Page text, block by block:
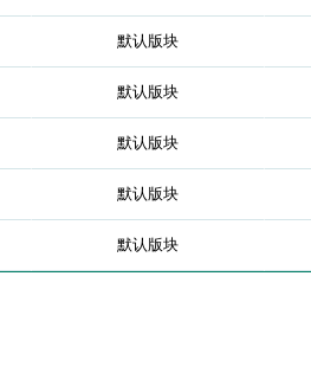
默认版块
默认版块
默认版块
默认版块
默认版块